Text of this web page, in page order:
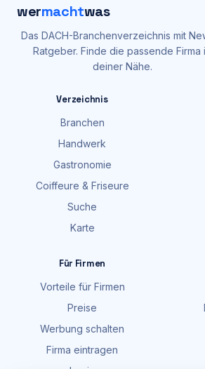
wermachtwas
Das DACH-Branchenverzeichnis mit
Ratgeber. Finde die passende Firma
deiner Nähe.
Verzeichnis
Branchen
Handwerk
Gastronomie
Coiffeure & Friseure
Suche
Karte
Für Firmen
Vorteile für Firmen
Preise
Werbung schalten
Firma eintragen